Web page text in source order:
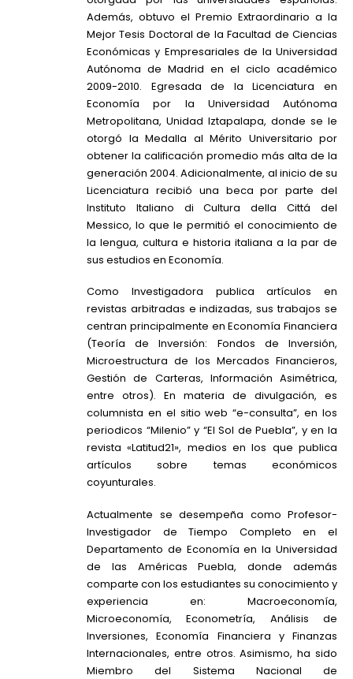
Además, obtuvo el Premio Extraordinario a la
Mejor Tesis Doctoral de la Facultad de Ciencias
Económicas y Empresariales de la Universidad
Autónoma de Madrid en el ciclo académico
2009-2010. Egresada de la Licenciatura en
Economía por la Universidad Autónoma
Metropolitana, Unidad Iztapalapa, donde se le
otorgó la Medalla al Mérito Universitario por
obtener la calificación promedio más alta de la
generación 2004. Adicionalmente, al inicio de su
Licenciatura recibió una beca por parte del
Instituto Italiano di Cultura della Cittá del
Messico, lo que le permitió el conocimiento de
la lengua, cultura e historia italiana a la par de
sus estudios en Economía.
Como Investigadora publica artículos en
revistas arbitradas e indizadas, sus trabajos se
centran principalmente en Economía Financiera
(Teoría de Inversión: Fondos de Inversión,
Microestructura de los Mercados Financieros,
Gestión de Carteras, Información Asimétrica,
entre otros). En materia de divulgación, es
columnista en el sitio web “e-consulta”, en los
periodicos “Milenio” y “El Sol de Puebla”, y en la
revista «Latitud21», medios en los que publica
artículos sobre temas económicos
coyunturales.
Actualmente se desempeña como Profesor-
Investigador de Tiempo Completo en el
Departamento de Economía en la Universidad
de las Américas Puebla, donde además
comparte con los estudiantes su conocimiento y
experiencia en: Macroeconomía,
Microeconomía, Econometría, Análisis de
Inversiones, Economía Financiera y Finanzas
Internacionales, entre otros. Asimismo, ha sido
Miembro del Sistema Nacional de